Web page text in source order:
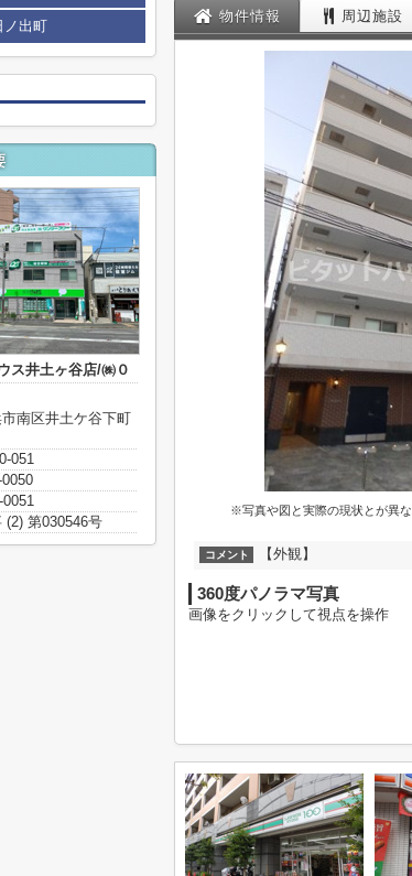
物件情報 周辺施設
※写真や図と実際の現状とが異
コメント 【外観】
360度パノラマ写真
画像をクリックして視点を操作
ノ出町
ス井土ヶ谷店/㈱０
南区井土ケ谷下町
051
0051
(2) 第030546号